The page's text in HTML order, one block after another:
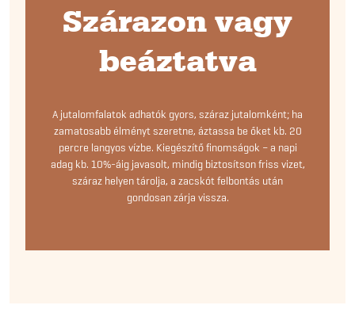
Szárazon vagy
beáztatva
A jutalomfalatok adhatók gyors, száraz jutalomként; ha
zamatosabb élményt szeretne, áztassa be őket kb. 20
percre langyos vízbe. Kiegészítő finomságok – a napi
adag kb. 10%-áig javasolt, mindig biztosítson friss vizet,
száraz helyen tárolja, a zacskót felbontás után
gondosan zárja vissza.